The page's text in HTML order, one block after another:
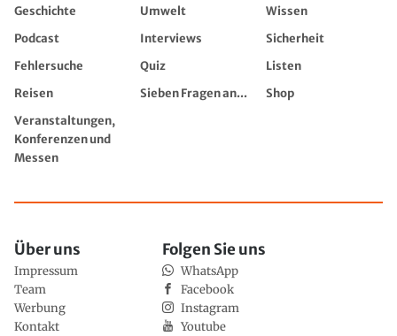
Geschichte Umwelt
Wissen
Podcast
Interviews
Sicherheit
Fehlersuche
Quiz
Listen
Reisen
Sieben Fragen an...
Shop
Veranstaltungen,
Konferenzen und
Messen
Über uns
Impressum
Team
Werbung
Kontakt
Folgen Sie uns
WhatsApp
Facebook
Instagram
Youtube